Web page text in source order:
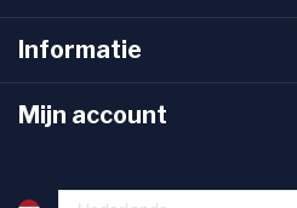
Informatie
Mijn account